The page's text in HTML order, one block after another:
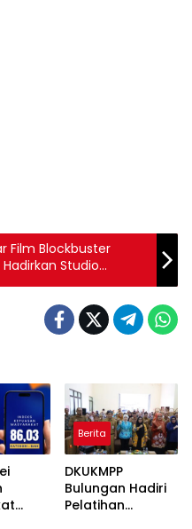
Film Blockbuster
Studio
TV
Berita
DKUKMPP
Bulungan Hadiri
Pelatihan